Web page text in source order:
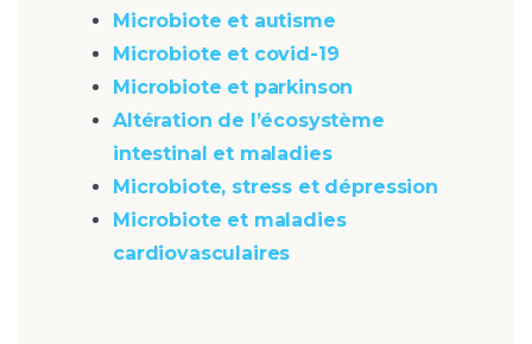
Microbiote et autisme
Microbiote et covid-19
Microbiote et parkinson
Altération de l’écosystème
intestinal et maladies
Microbiote, stress et dépression
Microbiote et maladies
cardiovasculaires